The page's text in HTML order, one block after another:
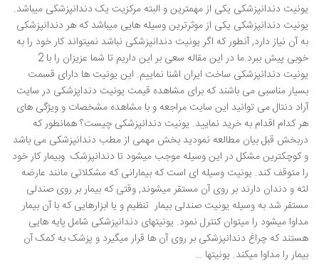
یونیت دندانپزشکی یکی از مهمترین و البته مرکزیت یک دندانپزشکی می­باشد.
یونیت دندانپزشکی یکی از موثرترین وسیله هایی می­باشد که هر دندانپزشکی
به آن نیاز دارد, آنطور که اگر یونیت دندانپزشکی نباشد نمی­تواند کار خود را به
خوبی پیش ببرد.ما در این مقاله سعی بر این داریم تا شما عزیزان را با 2
یونیت دندانپزشکی ساخت ایران اشنا نماییم. این یونیت ها دارای قسمت
بسیار مناسبی می باشند که برای مشاهده قیمت یونیت دنداپزشکی در سایت
آراد دنتال می توانید این سایت مراجعه و با مشاهده مشخصات و ویژگی های
هر کدام اقدام به خرید نمایید. یونیت دندانپزشکی چیست؟ همانطور که
دربخش قبل بیان مطالعه نمودید بخش مهمی از مطب دندانپزشکی می باشد
و کوچکترین مشکل در این وسیله موجب می­شود تا دندانپزشک وبیمار کار خود
را متوقف کند. یونیت وسیله ای است که بیمارانی که مشکلاتی مانند عارضه
لثه و دندان دارند بر روی آن مستقر می­شوند, وقتی که بیمار بر روی صندلی
مستقر شد به وسیله یونیت صندلی بیمار تنظیم و یا ابزارهایی که با آن بیمار
مداوا می­شود را می­توان کنترل نمود. یونیت­های دندانپزشکی شامل پایه هایی
هستند که چراغ دندانپزشکی بر روی آن ها قرار می­گیرد و پزشک به کمک آن
بیمار را مداوا می­کند. یونیت­ها …